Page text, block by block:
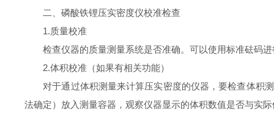
二、磷酸铁锂压实密度仪校准检查
1.质量校准
检查仪器的质量测量系统是否准确。可以使用标准砝码进
2.体积校准（如果有相关功能）
对于通过体积测量来计算压实密度的仪器，要检查体积测
法确定）放入测量容器，观察仪器显示的体积数值是否与实